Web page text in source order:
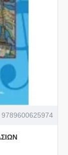
9789600625974